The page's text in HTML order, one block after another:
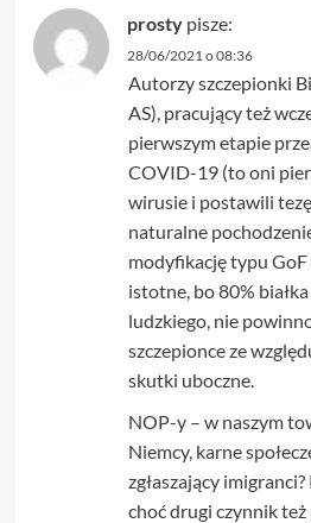
prosty pisze:
28/06/2021 o 08:36
Autorzy szczepionki
AS), pracujący też
pierwszym etapie
COVID-19 (to oni
wirusie i postawili
naturalne
modyfikację typu
istotne, bo 80%
ludzkiego, nie
szczepionce ze
skutki uboczne.
NOP-y – w naszym
Niemcy, karne
zgłaszający
choć drugi czynnik też